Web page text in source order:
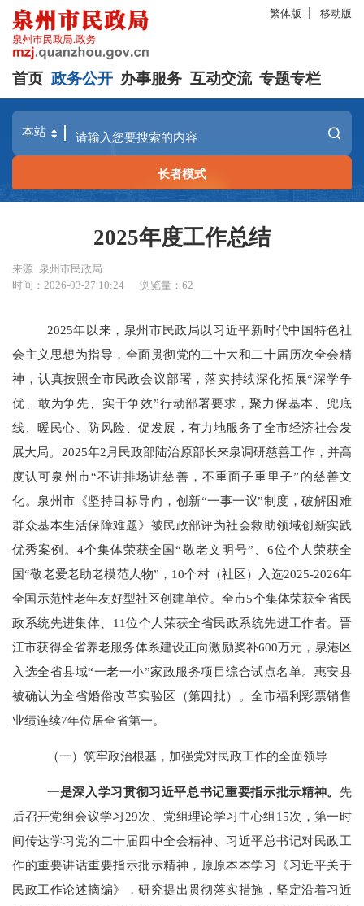
繁体版 移动版
首页 政务公开 办事服务 互动交流 专题专栏
长者模式
2025年度工作总结
来源 :泉州市民政局
时间：2026-03-27 10:24
浏览量：62
2025年以来，泉州市民政局以习近平新时代中国特色社
会主义思想为指导，全面贯彻党的二十大和二十届历次全会精
神，认真按照全市民政会议部署，落实持续深化拓展“深学争
优、敢为争先、实干争效”行动部署要求，聚力保基本、兜底
线、暖民心、防风险、促发展，有力地服务了全市经济社会发
展大局。2025年2月民政部陆治原部长来泉调研慈善工作，并高
度认可泉州市“不讲排场讲慈善，不重面子重里子”的慈善文
化。泉州市《坚持目标导向，创新“一事一议”制度，破解困难
群众基本生活保障难题》被民政部评为社会救助领域创新实践
优秀案例。4个集体荣获全国“敬老文明号”、6位个人荣获全
国“敬老爱老助老模范人物”，10个村（社区）入选2025-2026年
全国示范性老年友好型社区创建单位。全市5个集体荣获全省民
政系统先进集体、11位个人荣获全省民政系统先进工作者。晋
江市获得全省养老服务体系建设正向激励奖补600万元，泉港区
入选全省县域“一老一小”家政服务项目综合试点名单。惠安县
被确认为全省婚俗改革实验区（第四批）。全市福利彩票销售
业绩连续7年位居全省第一。
（一）筑牢政治根基，加强党对民政工作的全面领导
一是深入学习贯彻习近平总书记重要指示批示精神。 先
后召开党组会议学习 29次、 党组理论学习中心组 15次，第一时
间传达学习 党的二十届四中全会精神、习近平总书记对民政工
作的重要讲话重要指示批示精神 ， 原原本本学习《习近平关于
民政工作论述摘编》，研究提出贯彻落实措施， 坚定沿着习近